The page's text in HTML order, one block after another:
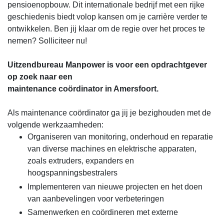
pensioenopbouw. Dit internationale bedrijf met een rijke
geschiedenis biedt volop kansen om je carrière verder te
ontwikkelen. Ben jij klaar om de regie over het proces te
nemen? Solliciteer nu!
Uitzendbureau Manpower is voor een opdrachtgever
op zoek naar een
maintenance coördinator in Amersfoort.
Als maintenance coördinator ga jij je bezighouden met de
volgende werkzaamheden:
Organiseren van monitoring, onderhoud en reparatie
van diverse machines en elektrische apparaten,
zoals extruders, expanders en
hoogspanningsbestralers
Implementeren van nieuwe projecten en het doen
van aanbevelingen voor verbeteringen
Samenwerken en coördineren met externe